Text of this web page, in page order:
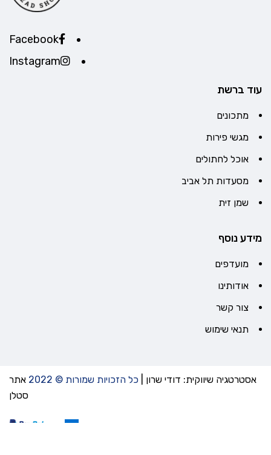
Facebook
Instagram
עוד ברשת
מתכונים
מגשי פירות
אוכל לחתולים
מסעדות תל אביב
שמן זית
מידע נוסף
מועדפים
אודותינו
צור קשר
תנאי שימוש
אסטרטגיה שיווקית: דודי שרון כל הזכויות שמורות © 2022
אתר
סטלן